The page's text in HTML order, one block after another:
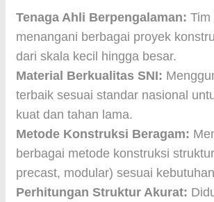
Tenaga Ahli Berpengalaman: Tim
menangani berbagai proyek
dari skala kecil hingga besar.
Material Berkualitas SNI:
terbaik sesuai standar nasional
kuat dan tahan lama.
Metode Konstruksi Beragam:
berbagai metode konstruksi
precast, modular) sesuai
Perhitungan Struktur Akurat: